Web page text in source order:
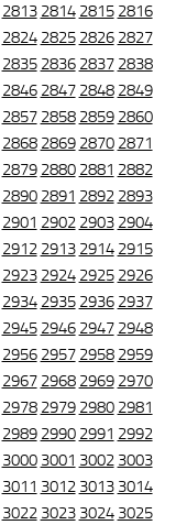
2813 2814 2815 2816
2824 2825 2826 2827
2835 2836 2837 2838
2846 2847 2848 2849
2857 2858 2859 2860
2868 2869 2870 2871
2879 2880 2881 2882
2890 2891 2892 2893
2901 2902 2903 2904
2912 2913 2914 2915
2923 2924 2925 2926
2934 2935 2936 2937
2945 2946 2947 2948
2956 2957 2958 2959
2967 2968 2969 2970
2978 2979 2980 2981
2989 2990 2991 2992
3000 3001 3002 3003
3011 3012 3013 3014
3022 3023 3024 3025